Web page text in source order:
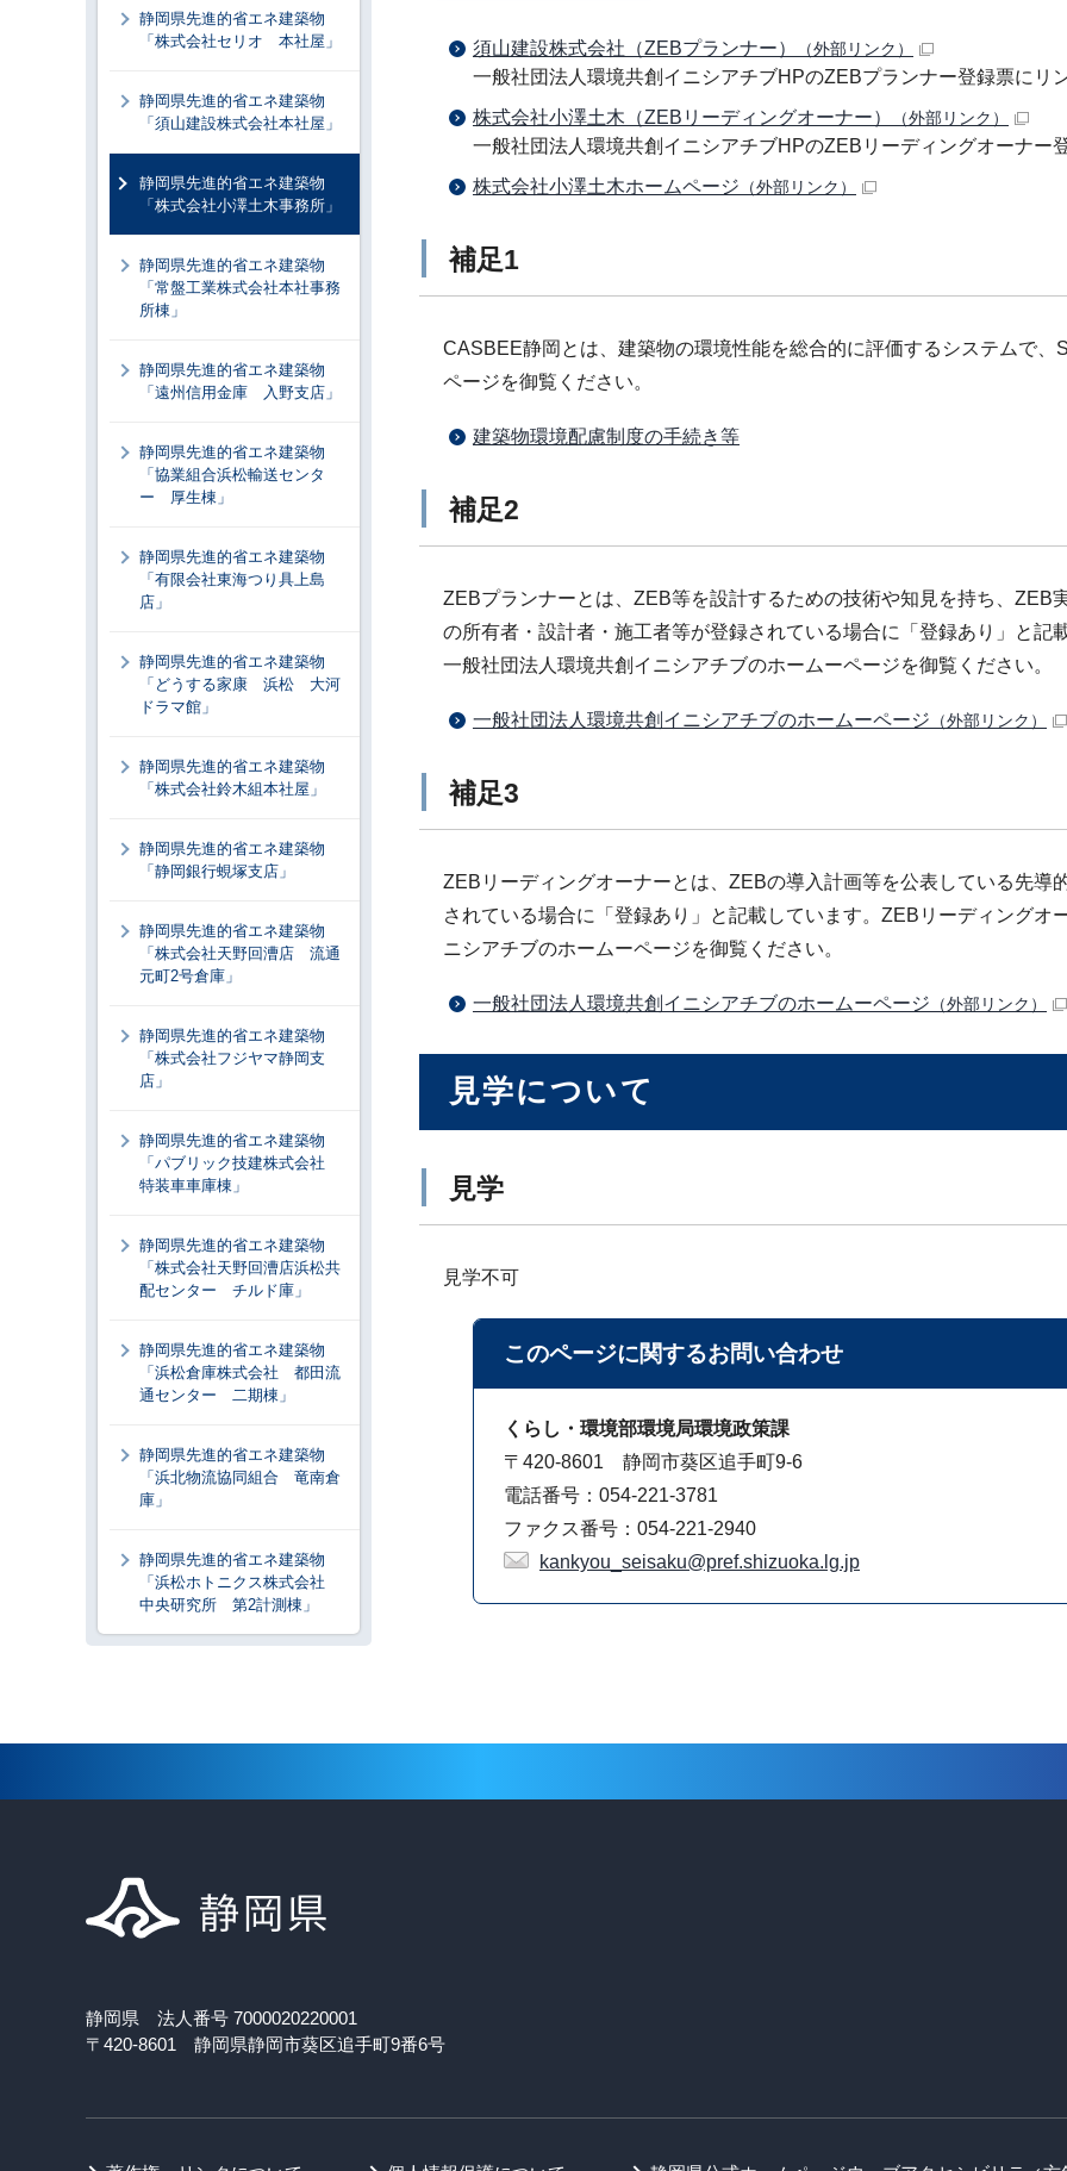
須山建設株式会社（ZEBプランナー） （外部リンク）
一般社団法人環境共創イニシアチブHPのZEBプランナー登録票にリ
株式会社小澤土木（ZEBリーディングオーナー）
（外部リンク）
一般社団法人環境共創イニシアチブHPのZEBリーディングオーナー
株式会社小澤土木ホームページ （外部リンク）
補足1
CASBEE静岡とは、建築物の環境性能を総合的に評価するシステムで
ページを御覧ください。
建築物環境配慮制度の手続き等
補足2
ZEBプランナーとは、ZEB等を設計するための技術や知見を持ち、ZEB
の所有者・設計者・施工者等が登録されている場合に「登録あり」と記
一般社団法人環境共創イニシアチブのホームーページを御覧ください。
一般社団法人環境共創イニシアチブのホームーページ （外部リンク）
補足3
ZEBリーディングオーナーとは、ZEBの導入計画等を公表している先導
されている場合に「登録あり」と記載しています。ZEBリーディングオ
ニシアチブのホームーページを御覧ください。
一般社団法人環境共創イニシアチブのホームーページ （外部リンク）
見学について
見学
見学不可
このページに関するお問い合わせ
くらし・環境部環境局環境政策課
〒420-8601 静岡市葵区追手町9-6
電話番号：054-221-3781
ファクス番号：054-221-2940
kankyou_seisaku@pref.shizuoka.lg.jp
静岡県先進的省エネ建築物
「株式会社セリオ 本社屋」
静岡県先進的省エネ建築物
「須山建設株式会社本社屋」
静岡県先進的省エネ建築物
「株式会社小澤土木事務所」
静岡県先進的省エネ建築物
「常盤工業株式会社本社事務
所棟」
静岡県先進的省エネ建築物
「遠州信用金庫 入野支店」
静岡県先進的省エネ建築物
「協業組合浜松輸送センタ
ー 厚生棟」
静岡県先進的省エネ建築物
「有限会社東海つり具上島
店」
静岡県先進的省エネ建築物
「どうする家康 浜松 大河
ドラマ館」
静岡県先進的省エネ建築物
「株式会社鈴木組本社屋」
静岡県先進的省エネ建築物
「静岡銀行蜆塚支店」
静岡県先進的省エネ建築物
「株式会社天野回漕店 流通
元町2号倉庫」
静岡県先進的省エネ建築物
「株式会社フジヤマ静岡支
店」
静岡県先進的省エネ建築物
「パブリック技建株式会社
特装車車庫棟」
静岡県先進的省エネ建築物
「株式会社天野回漕店浜松共
配センター チルド庫」
静岡県先進的省エネ建築物
「浜松倉庫株式会社 都田流
通センター 二期棟」
静岡県先進的省エネ建築物
「浜北物流協同組合 竜南倉
庫」
静岡県先進的省エネ建築物
「浜松ホトニクス株式会社
中央研究所 第2計測棟」
静岡県 法人番号 7000020220001
〒420-8601 静岡県静岡市葵区追手町9番6号